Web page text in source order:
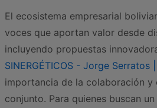
El ecosistema empresarial
voces que aportan valor desde
incluyendo propuestas
SINERGÉTICOS - Jorge Serratos
importancia de la colaboración y
conjunto. Para quienes buscan